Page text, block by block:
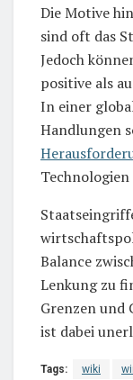
Die Motive
sind oft das
Jedoch
positive als
In einer
Handlungen
Balance
Lenkung zu
Grenzen und
ist dabei
Tags: wiki